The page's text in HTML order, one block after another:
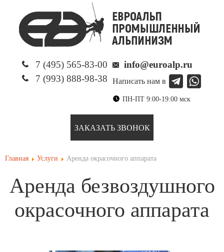
7 (495) 565-83-00
7 (993) 888-98-38
info@euroalp.ru
Написать нам в
ПН-ПТ 9:00-19:00 мск
ЗАКАЗАТЬ ЗВОНОК
Главная Услуги Аренда окрасочного аппарата
Аренда безвоздушного
окрасочного аппарата